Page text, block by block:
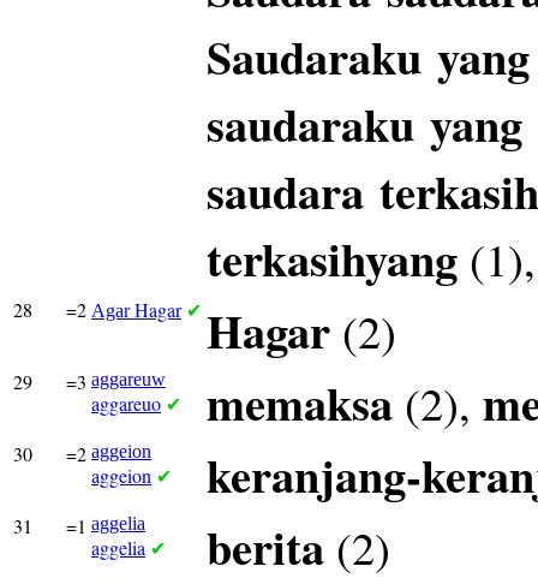
Saudaraku yang
saudaraku yang
saudara terkasih
terkasihyang
28 =2 AgarHagar ✔ Hagar (2)
29 =3 aggareuw
aggareuo ✔ memaksa (2),
30 =2 aggeion
aggeion ✔ keranjang-
31 =1 aggelia
aggelia ✔ berita (2)